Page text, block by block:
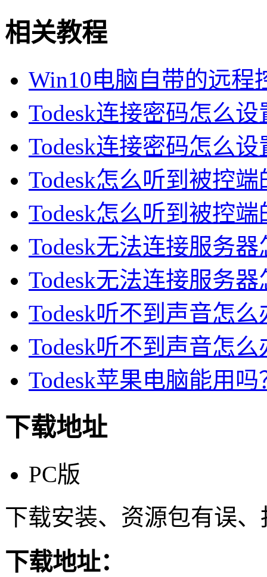
相关教程
Win10电脑自带的远程
Todesk连接密码怎么
Todesk连接密码怎么
Todesk怎么听到被控
Todesk怎么听到被控
Todesk无法连接服务
Todesk无法连接服务
Todesk听不到声音怎
Todesk听不到声音怎
Todesk苹果电脑能用
下载地址
PC版
下载安装、资源包有误
下载地址：